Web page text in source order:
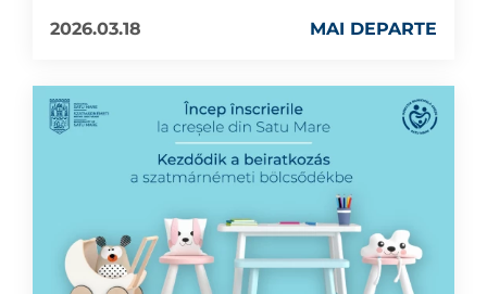
2026.03.18 MAI DEPARTE